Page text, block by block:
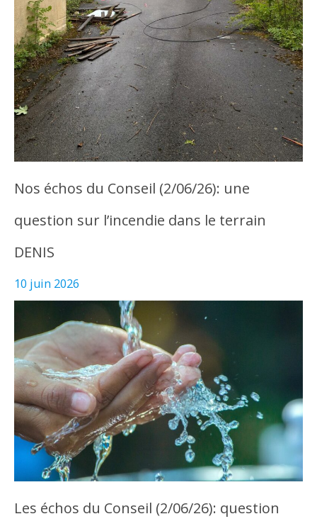
Nos échos du Conseil (2/06/26): une
question sur l’incendie dans le terrain
DENIS
10 juin 2026
Les échos du Conseil (2/06/26): question